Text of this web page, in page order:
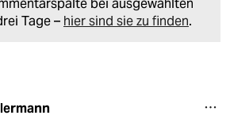
bei ausgewählten
Tage – hier sind sie zu finden.